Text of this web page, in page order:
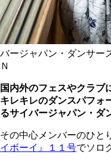
バージャパン・ダンサー
Ｎ
国内外のフェスやクラブ
キレキレのダンスパフォ
るサイバージャパン・ダ
その中心メンバーのひと
イボーイ』１１号でソロ